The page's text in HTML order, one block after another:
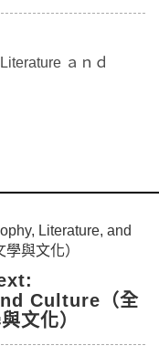
ａｎｄ
Culture（全
文化）